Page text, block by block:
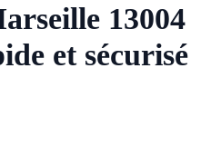
13004
et sécurisé